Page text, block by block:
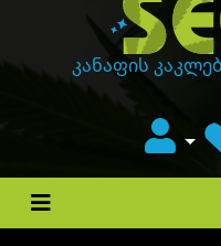
კანაფის